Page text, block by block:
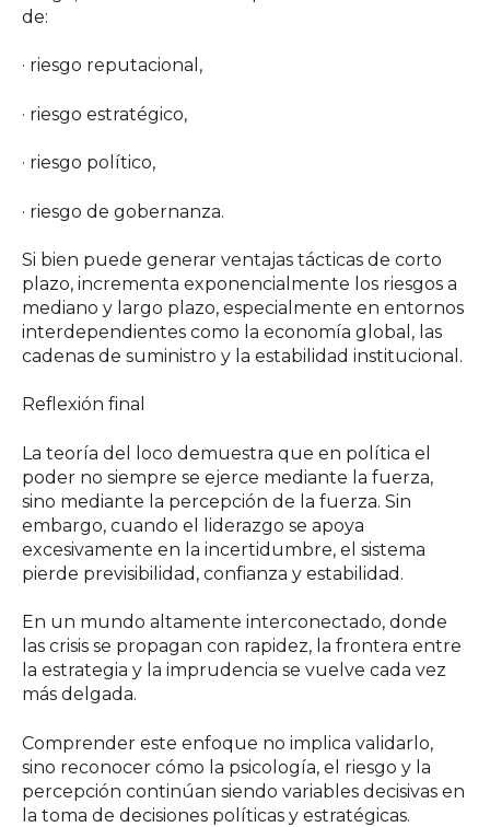
de:
· riesgo reputacional,
· riesgo estratégico,
· riesgo político,
· riesgo de gobernanza.
Si bien puede generar ventajas tácticas de corto
plazo, incrementa exponencialmente los riesgos a
mediano y largo plazo, especialmente en entornos
interdependientes como la economía global, las
cadenas de suministro y la estabilidad institucional.
Reflexión final
La teoría del loco demuestra que en política el
poder no siempre se ejerce mediante la fuerza,
sino mediante la percepción de la fuerza. Sin
embargo, cuando el liderazgo se apoya
excesivamente en la incertidumbre, el sistema
pierde previsibilidad, confianza y estabilidad.
En un mundo altamente interconectado, donde
las crisis se propagan con rapidez, la frontera entre
la estrategia y la imprudencia se vuelve cada vez
más delgada.
Comprender este enfoque no implica validarlo,
sino reconocer cómo la psicología, el riesgo y la
percepción continúan siendo variables decisivas en
la toma de decisiones políticas y estratégicas.